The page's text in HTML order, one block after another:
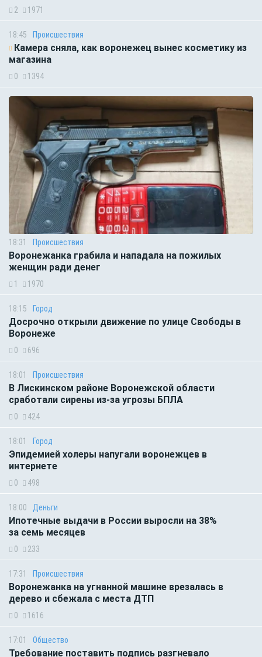
2 1971
18:45 Происшествия
Камера сняла, как воронежец вынес косметику из
магазина
0 1394
18:31 Происшествия
Воронежанка грабила и нападала на пожилых
женщин ради денег
1 1970
18:15 Город
Досрочно открыли движение по улице Свободы в
Воронеже
0 696
18:01 Происшествия
В Лискинском районе Воронежской области
сработали сирены из-за угрозы БПЛА
0 424
18:01 Город
Эпидемией холеры напугали воронежцев в
интернете
0 498
18:00 Деньги
Ипотечные выдачи в России выросли на 38%
за семь месяцев
0 233
17:31 Происшествия
Воронежанка на угнанной машине врезалась в
дерево и сбежала с места ДТП
0 1616
17:01 Общество
Требование поставить подпись разгневало